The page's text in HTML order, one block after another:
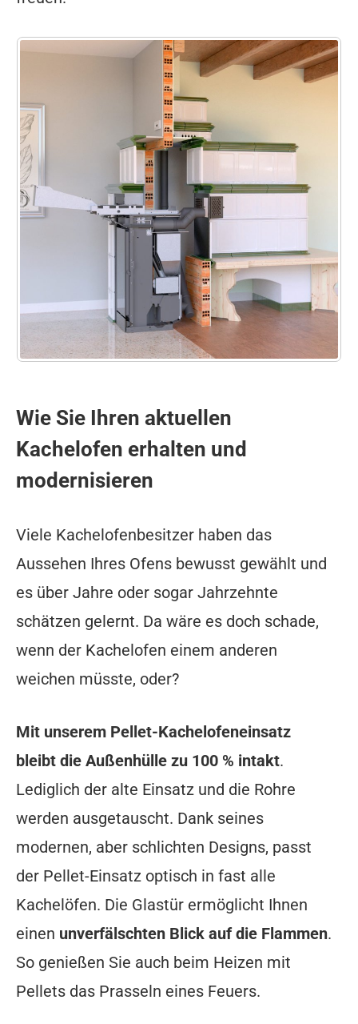
Wie Sie Ihren aktuellen
Kachelofen erhalten und
modernisieren
Viele Kachelofenbesitzer haben das
Aussehen Ihres Ofens bewusst gewählt und
es über Jahre oder sogar Jahrzehnte
schätzen gelernt. Da wäre es doch schade,
wenn der Kachelofen einem anderen
weichen müsste, oder?
Mit unserem Pellet-Kachelofeneinsatz
bleibt die Außenhülle zu 100 % intakt.
Lediglich der alte Einsatz und die Rohre
werden ausgetauscht. Dank seines
modernen, aber schlichten Designs, passt
der Pellet-Einsatz optisch in fast alle
Kachelöfen. Die Glastür ermöglicht Ihnen
einen unverfälschten Blick auf die Flammen.
So genießen Sie auch beim Heizen mit
Pellets das Prasseln eines Feuers.